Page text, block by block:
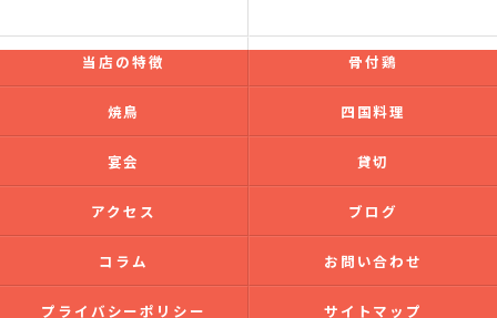
当店の特徴 骨付鶏
焼鳥 四国料理
宴会 貸切
アクセス ブログ
コラム お問い合わせ
プライバシーポリシー サイトマップ